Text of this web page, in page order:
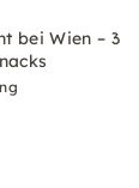
bei Wien – 3